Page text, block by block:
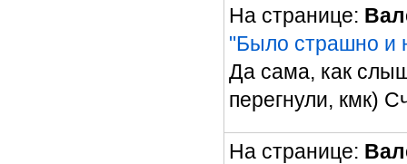
На странице:
"Было страшно и
Да сама, как
перегнули, кмк)
На странице: